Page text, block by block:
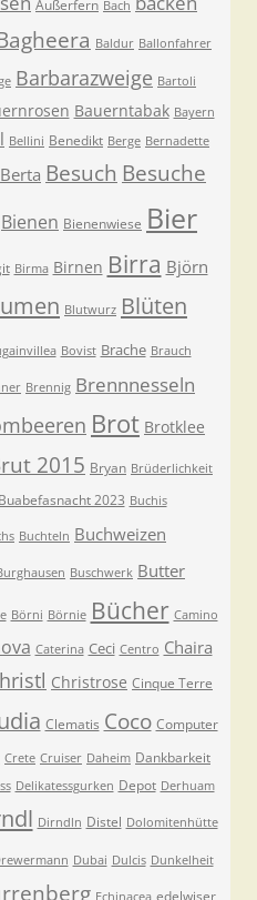
Außerfern Bach
Baldur Ballonfahrer
Barbarazweige Bartoli
Bauerntabak Bayern
Bellini Benedikt Berge Bernadette
Berta Besuch Besuche
Bienen Bienenwiese Bier
Birma Birnen Birra Björn
Blutwurz Blüten
Bovist Brache Brauch
Brennig Brennnesseln
Brot Brotklee
2015 Bryan Brüderlichkeit
Buabefasnacht 2023 Buchis
Buchteln Buchweizen
Buschwerk Butter
Börni Börnie Bücher Camino
Caterina Ceci Centro Chaira
Christrose Cinque Terre
Clematis Coco Computer
Crete Cruiser Daheim Dankbarkeit
Delikatessgurken Depot Derhuam
Dirndln Distel Dolomitenhütte
Dubai Dulcis Dunkelheit